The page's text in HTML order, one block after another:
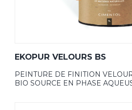
EKOPUR VELOURS BS
PEINTURE DE FINITION
BIO SOURCE EN PHASE